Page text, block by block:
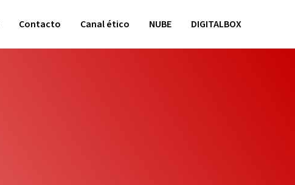
Contacto Canal ético NUBE DIGITALBOX